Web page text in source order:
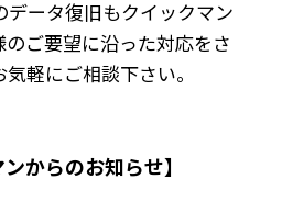
データ復旧もクイックマン
ご要望に沿った対応をさ
軽にご相談下さい。
ンからのお知らせ】